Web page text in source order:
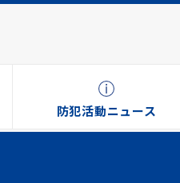
防犯活動ニュース